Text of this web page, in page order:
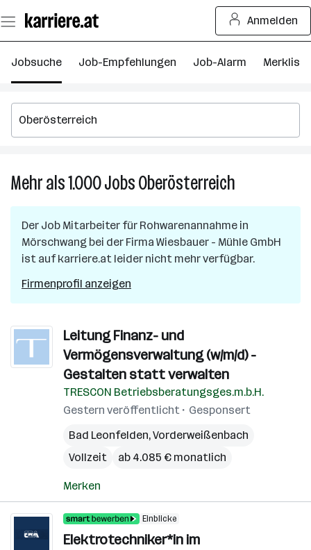
Seiteninhalt
springen
Anmelden
Jobsuche Job-Empfehlungen Job-Alarm Merkliste
Mehr als 1.000JobsOberösterreich
Jobs
in
Der Job Mitarbeiter für Rohwarenannahme in
Mörschwang bei der Firma Wiesbauer - Mühle GmbH
ist auf karriere.at leider nicht mehr verfügbar.
Firmenprofil anzeigen
Leitung Finanz- und
Vermögensverwaltung (w/m/d) -
Gestalten statt verwalten
TRESCON Betriebsberatungsges.m.b.H.
Gestern veröffentlicht
Gesponsert
Bad Leonfelden,Vorderweißenbach
Vollzeit
ab 4.085 € monatlich
Merken
Einblicke
Elektrotechniker*in im